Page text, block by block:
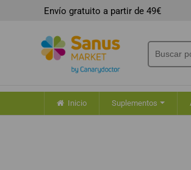
Envío gratuito a partir de 49€
Inicio Suplementos